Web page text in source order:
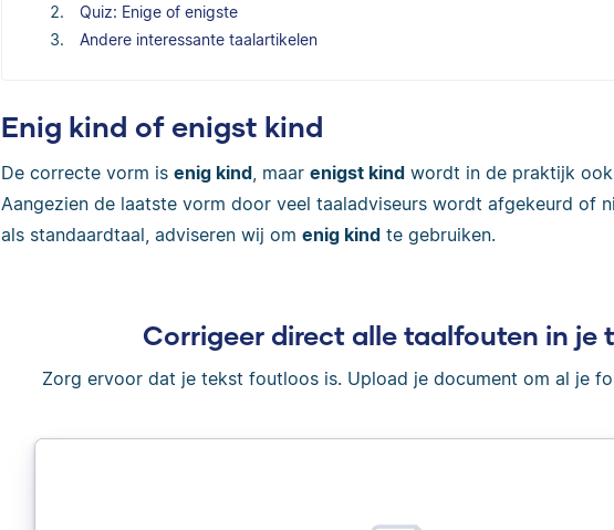
Quiz: Enige of enigste
Andere interessante taalartikelen
Enig kind of enigst kind
De correcte vorm is enig kind, maar enigst kind wordt in de praktijk
Aangezien de laatste vorm door veel taaladviseurs wordt afgekeurd of
als standaardtaal, adviseren wij om enig kind te gebruiken.
Corrigeer direct alle taalfouten in je
Zorg ervoor dat je tekst foutloos is. Upload je document om al je